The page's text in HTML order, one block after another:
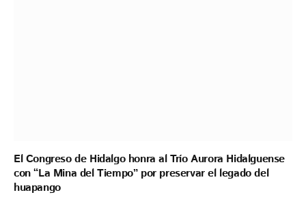
El Congreso de Hidalgo honra al Trío Aurora Hidalguense
con “La Mina del Tiempo” por preservar el legado del
huapango